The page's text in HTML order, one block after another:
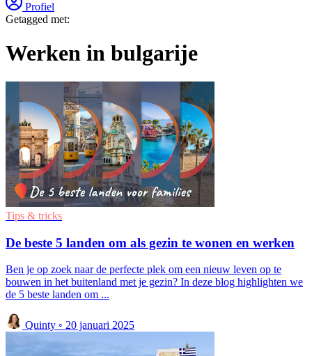
Profiel
Getagged met:
Werken in bulgarije
Tips & tricks
De beste 5 landen om als gezin te wonen en werken
Ben je op zoek naar de perfecte plek om een nieuw leven op te
bouwen in het buitenland met je gezin? In deze blog highlighten we
de 5 beste landen om ...
Quinty ◦ 20 januari 2025